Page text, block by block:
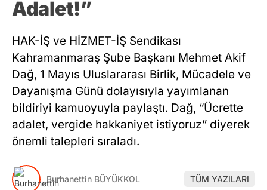
Adalet!”
HAK-İŞ ve HİZMET-İŞ Sendikası
Kahramanmaraş Şube Başkanı Mehmet Akif
Dağ, 1 Mayıs Uluslararası Birlik, Mücadele ve
Dayanışma Günü dolayısıyla yayımlanan
bildiriyi kamuoyuyla paylaştı. Dağ, “Ücrette
adalet, vergide hakkaniyet istiyoruz” diyerek
önemli talepleri sıraladı.
Burhanettin BÜYÜKKOL TÜM YAZILARI